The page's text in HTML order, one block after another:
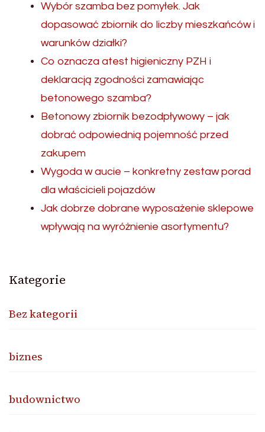
Wybór szamba bez pomyłek. Jak
dopasować zbiornik do liczby mieszkańców i
warunków działki?
Co oznacza atest higieniczny PZH i
deklaracją zgodności zamawiając
betonowego szamba?
Betonowy zbiornik bezodpływowy – jak
dobrać odpowiednią pojemność przed
zakupem
Wygoda w aucie – konkretny zestaw porad
dla właścicieli pojazdów
Jak dobrze dobrane wyposażenie sklepowe
wpływają na wyróżnienie asortymentu?
Kategorie
Bez kategorii
biznes
budownictwo